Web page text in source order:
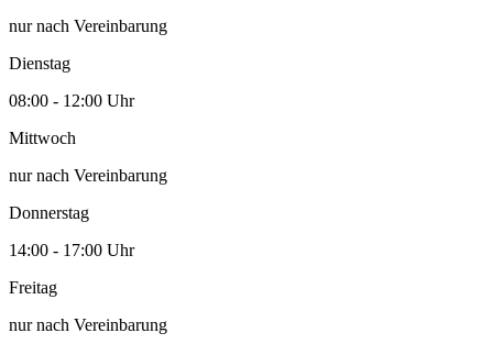
nur nach Vereinbarung
Dienstag
08:00 - 12:00 Uhr
Mittwoch
nur nach Vereinbarung
Donnerstag
14:00 - 17:00 Uhr
Freitag
nur nach Vereinbarung